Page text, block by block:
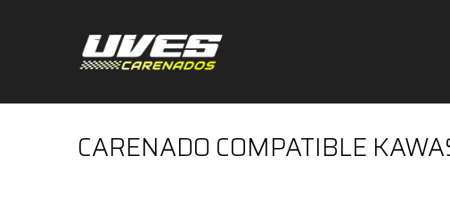
CARENADO COMPATIBLE